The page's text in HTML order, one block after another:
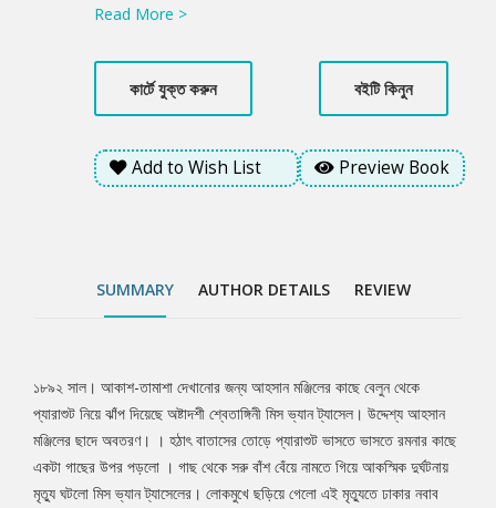
উদ্দেশ্য আহসান মঞ্জিলের ছাদে অবতরণ। । হঠাৎ বাতাসের তোড়ে প্যারাশুট
বেঁয়ে নামতে গিয়ে আকস্মিক দুর্ঘটনায় মৃত্যু ঘটলো মিস ভ্যান ট্যাসেলের।
লোকমুখে ছড়িয়ে গেলো এই মৃত্যুতে ঢাকার নবাব আহসানুল্লাহর হাত আছে।
মিথ্যা কলংক মোচনের জন্য নবাব আহসানউল্লাহ মিস ভ্যান ট্যাসেলের মৃত্যু
রহস্য উদ্ঘাটনের দায়িত্ব দিলেন সদ্য ইতালি ফেরত নবীন গোয়েন্দা নবনীকে।
কিন্তু গোয়েন্দা নবনী যতই রহস্যের গভীরে যাচ্ছে, ততোই বুঝতে পারছে এটা
নবনীর প্রেমিক তীব্র কেন রবীন্দ্রনাথকে দুচোখে দেখতে পারে না? আর হাসন
Read More >
কার্টে যুক্ত করুন বইটি কিনুন
Add to Wish List Preview Book
SUMMARY AUTHOR DETAILS REVIEW
Tab
Article
১৮৯২ সাল। আকাশ-তামাশা দেখানোর জন্য আহসান মঞ্জিলের কাছে বেলুন থেকে
প্যারাশুট নিয়ে ঝাঁপ দিয়েছে অষ্টাদশী শ্বেতাঙ্গিনী মিস ভ্যান ট্যাসেল। উদ্দেশ্য আহসান
মঞ্জিলের ছাদে অবতরণ। । হঠাৎ বাতাসের তোড়ে প্যারাশুট ভাসতে ভাসতে রমনার কাছে
একটা গাছের উপর পড়লো । গাছ থেকে সরু বাঁশ বেঁয়ে নামতে গিয়ে আকস্মিক দুর্ঘটনায়
মৃত্যু ঘটলো মিস ভ্যান ট্যাসেলের। লোকমুখে ছড়িয়ে গেলো এই মৃত্যুতে ঢাকার নবাব